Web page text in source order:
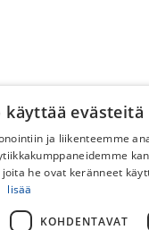
käyttää evästeitä
ja liikenteemme
he ovat keränneet
lisää
KOHDENTAVAT